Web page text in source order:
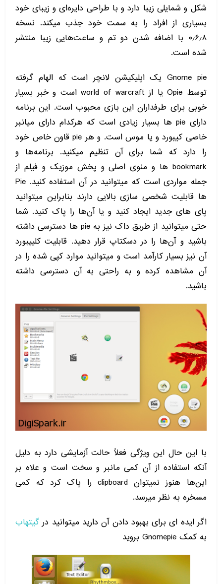
شکل و شمایلی زیبا دارد و با طراحی دایره‌ای و زیبای خود
بسیاری از افراد را به سمت خود جذب میکند. نسخه
۰٫۶٫۸ با اضافه شدن دو تم و ساعت‌هایی زیبا منتشر
شده است.
Gnome pie یک اپلیکیشن لانچر است که الهام گرفته
توسط Opie یا از world of warcraft است و خبر بسیار
خوبی برای طرفداران این بازی محبوب است. این برنامه
دارای pie ها بسیار زیادی است که هرکدام دارای میانبر
خاصی کیبورد و یا موس است. و هر pie قاون خاص خود
را دارد که شما برای آن تنظیم میکنید. برنامه‌ها و
bookmark ها و منوی اصلی و پخش موزیک و فیلم از
جمله مواردی است که میتوانید در آن استفاده کنید. Pie
ها قابلیت شخصی سازی بالایی دارند بنابراین میتوانید
پای های جدید ایجاد کنید و یا آن‌ها را پاک کنید. شما
حتی میتوانید از طریق داک نیز به pie ها دسترسی داشته
باشید و آن‌ها را در دسکتاپ قرار دهید. قابلیت کلیپبورد
آن نیز بسیار کارآمد است و میتوانید موارد کپی شده را در
آن مشاهده کرده و به راحتی به آن دسترسی داشته
باشید.
با این حال این ویژگی فعلاً حالت آزمایشی دارد به دلیل
آنکه استفاده از آن کمی مانبر و سخت است و علاه بر
این‌ها هنوز نمیتوان clipboard را پاک کرد که کمی
مسخره به نظر میرسد.
اگر ایده ای برای بهبود دادن آن دارید میتوانید در گیتهاب
به کمک Gnomepie بروید